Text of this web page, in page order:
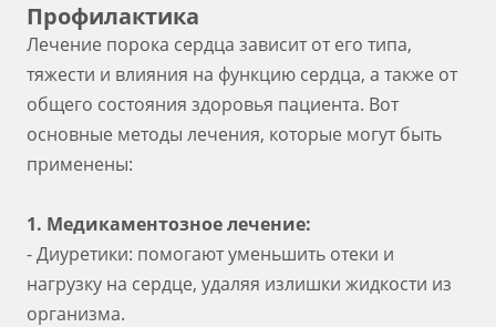
Профилактика
Лечение порока сердца зависит от его типа,
тяжести и влияния на функцию сердца, а также от
общего состояния здоровья пациента. Вот
основные методы лечения, которые могут быть
применены:
1. Медикаментозное лечение:
- Диуретики: помогают уменьшить отеки и
нагрузку на сердце, удаляя излишки жидкости из
организма.